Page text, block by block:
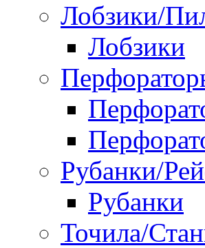
Лобзики/
Лобзики
Рубанки/
Рубанки
Точила/